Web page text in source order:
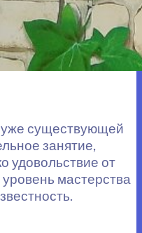
уже существующей
занятие,
удовольствие от
мастерства